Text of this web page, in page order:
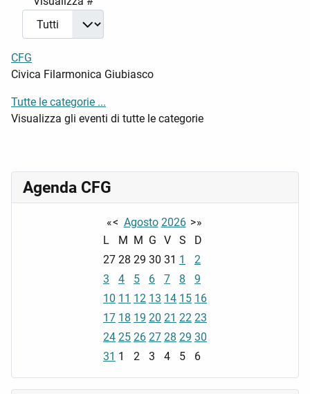
CFG
Civica Filarmonica Giubiasco
Tutte le categorie ...
Visualizza gli eventi di tutte le categorie
Agenda CFG
«< Agosto 2026 >»
L
M M G V S
D
27 28 29 30 31 1
2
3
4 5 6 7 8
9
10 11 12 13 14 15 16
17 18 19 20 21 22 23
24 25 26 27 28 29 30
31 1 2 3 4 5 6